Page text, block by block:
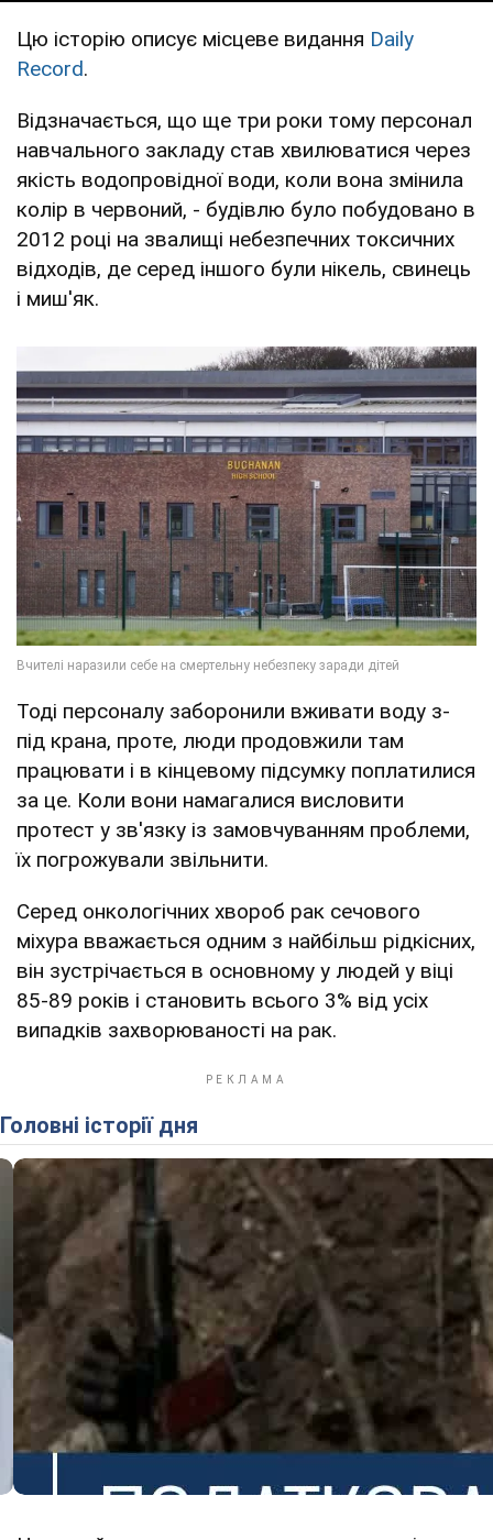
Цю історію описує місцеве видання Daily
Record.
Відзначається, що ще три роки тому персонал
навчального закладу став хвилюватися через
якість водопровідної води, коли вона змінила
колір в червоний, - будівлю було побудовано в
2012 році на звалищі небезпечних токсичних
відходів, де серед іншого були нікель, свинець
і миш'як.
Тоді персоналу заборонили вживати воду з-
під крана, проте, люди продовжили там
працювати і в кінцевому підсумку поплатилися
за це. Коли вони намагалися висловити
протест у зв'язку із замовчуванням проблеми,
їх погрожували звільнити.
Серед онкологічних хвороб рак сечового
міхура вважається одним з найбільш рідкісних,
він зустрічається в основному у людей у віці
85-89 років і становить всього 3% від усіх
випадків захворюваності на рак.
Головні історії дня